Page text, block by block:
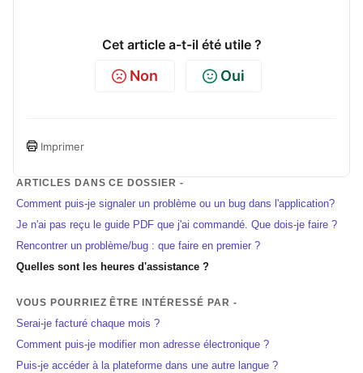
Cet article a-t-il été utile ?
Non Oui
Imprimer
ARTICLES DANS CE DOSSIER -
Comment puis-je signaler un problème ou un bug dans l'application?
Je n'ai pas reçu le guide PDF que j'ai commandé. Que dois-je faire ?
Rencontrer un problème/bug : que faire en premier ?
Quelles sont les heures d'assistance ?
VOUS POURRIEZ ÊTRE INTÉRESSÉ PAR -
Serai-je facturé chaque mois ?
Comment puis-je modifier mon adresse électronique ?
Puis-je accéder à la plateforme dans une autre langue ?